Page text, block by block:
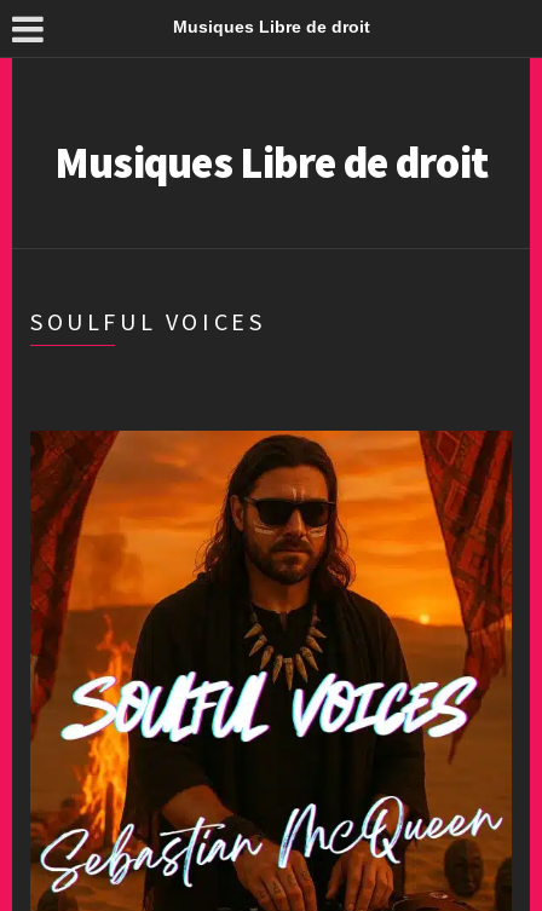
Musiques Libre de droit
Musiques Libre de droit
SOULFUL VOICES